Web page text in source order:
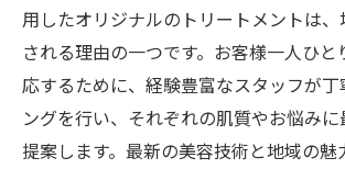
用したオリジナルのトリートメントは
される理由の一つです。お客様一人ひと
応するために、経験豊富なスタッフが丁
ングを行い、それぞれの肌質やお悩み
提案します。最新の美容技術と地域の魅